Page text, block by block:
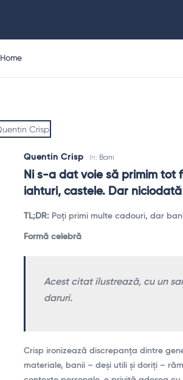
Home
Quentin Crisp In: Bani
Ni s-a dat voie să primim tot
iahturi, castele. Dar
TL;DR: Poți primi multe cadouri, dar
Formă celebră
Acest citat ilustrează, cu un
daruri.
Crisp ironizează discrepanța dintre
materiale, banii – deși utili și doriți –